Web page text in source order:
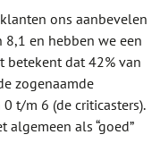
ons aanbevelen
en hebben we een
betekent dat 42% van
zogenaamde
0 t/m 6 (de criticasters).
als “goed”